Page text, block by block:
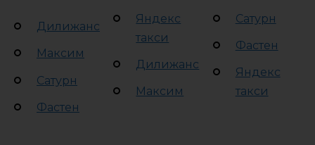
Дилижанс
Максим
Сатурн
Фастен
Яндекс
такси
Дилижанс
Максим
Сатурн
Фастен
Яндекс
такси